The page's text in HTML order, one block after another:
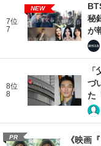
7位
7
NEW
秘
が
8位
8
づ
た
PR
《映画